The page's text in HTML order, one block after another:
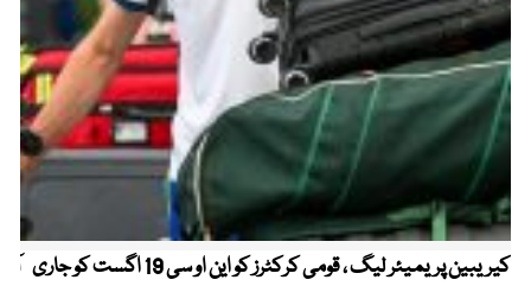
کیریبین پریمیئر لیگ ، قومی کرکٹرز کو این او سی 19 اگست کو جاری